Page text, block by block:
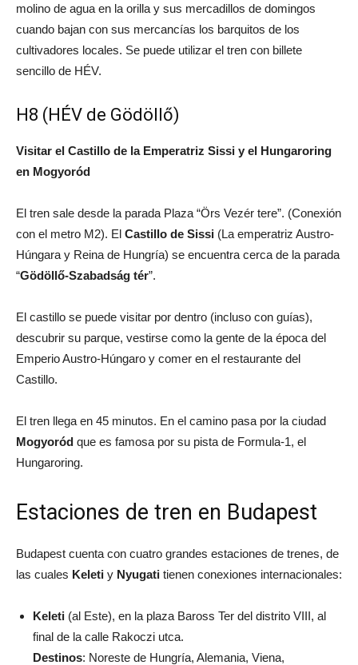
molino de agua en la orilla y sus mercadillos de domingos
cuando bajan con sus mercancías los barquitos de los
cultivadores locales. Se puede utilizar el tren con billete
sencillo de HÉV.
H8 (HÉV de Gödöllő)
Visitar el Castillo de la Emperatriz Sissi y el Hungaroring
en Mogyoród
El tren sale desde la parada Plaza “Örs Vezér tere”. (Conexión
con el metro M2). El Castillo de Sissi (La emperatriz Austro-
Húngara y Reina de Hungría) se encuentra cerca de la parada
“Gödöllő-Szabadság tér”.
El castillo se puede visitar por dentro (incluso con guías),
descubrir su parque, vestirse como la gente de la época del
Emperio Austro-Húngaro y comer en el restaurante del
Castillo.
El tren llega en 45 minutos. En el camino pasa por la ciudad
Mogyoród que es famosa por su pista de Formula-1, el
Hungaroring.
Estaciones de tren en Budapest
Budapest cuenta con cuatro grandes estaciones de trenes, de
las cuales Keleti y Nyugati tienen conexiones internacionales:
Keleti (al Este), en la plaza Baross Ter del distrito VIII, al
final de la calle Rakoczi utca.
Destinos: Noreste de Hungría, Alemania, Viena,